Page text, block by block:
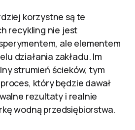
korzystne są te
recykling nie jest
ale elementem
działania zakładu. Im
strumień ścieków, tym
który będzie dawał
rezultaty i realnie
wodną przedsiębiorstwa.